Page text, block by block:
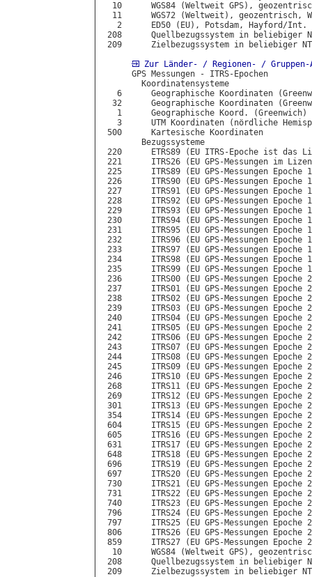
10      WGS84 (Weltweit GPS),
11      WGS72 (Weltweit), geozentrisch,
   2      ED50 (EU), Potsdam, Hayford/Int.
208      Quellbezugssystem in beliebiger
209      Zielbezugssystem in beliebiger
Zur Länder- / Regionen- / Gruppen-
      GPS Messungen - ITRS-Epochen
        Koordinatensysteme
6      Geographische Koordinaten
32      Geographische Koordinaten
1      Geographische Koord. (Greenwich)
3      UTM Koordinaten (nördliche
500      Kartesische Koordinaten
        Bezugssysteme
220      ETRS89 (EU ITRS-Epoche ist das
221      ITRS26 (EU GPS-Messungen im
225      ITRS89 (EU GPS-Messungen Epoche
226      ITRS90 (EU GPS-Messungen Epoche
227      ITRS91 (EU GPS-Messungen Epoche
228      ITRS92 (EU GPS-Messungen Epoche
229      ITRS93 (EU GPS-Messungen Epoche
230      ITRS94 (EU GPS-Messungen Epoche
231      ITRS95 (EU GPS-Messungen Epoche
232      ITRS96 (EU GPS-Messungen Epoche
233      ITRS97 (EU GPS-Messungen Epoche
234      ITRS98 (EU GPS-Messungen Epoche
235      ITRS99 (EU GPS-Messungen Epoche
236      ITRS00 (EU GPS-Messungen Epoche
237      ITRS01 (EU GPS-Messungen Epoche
238      ITRS02 (EU GPS-Messungen Epoche
239      ITRS03 (EU GPS-Messungen Epoche
240      ITRS04 (EU GPS-Messungen Epoche
241      ITRS05 (EU GPS-Messungen Epoche
242      ITRS06 (EU GPS-Messungen Epoche
243      ITRS07 (EU GPS-Messungen Epoche
244      ITRS08 (EU GPS-Messungen Epoche
245      ITRS09 (EU GPS-Messungen Epoche
246      ITRS10 (EU GPS-Messungen Epoche
268      ITRS11 (EU GPS-Messungen Epoche
269      ITRS12 (EU GPS-Messungen Epoche
301      ITRS13 (EU GPS-Messungen Epoche
354      ITRS14 (EU GPS-Messungen Epoche
604      ITRS15 (EU GPS-Messungen Epoche
605      ITRS16 (EU GPS-Messungen Epoche
631      ITRS17 (EU GPS-Messungen Epoche
648      ITRS18 (EU GPS-Messungen Epoche
696      ITRS19 (EU GPS-Messungen Epoche
697      ITRS20 (EU GPS-Messungen Epoche
730      ITRS21 (EU GPS-Messungen Epoche
731      ITRS22 (EU GPS-Messungen Epoche
740      ITRS23 (EU GPS-Messungen Epoche
796      ITRS24 (EU GPS-Messungen Epoche
797      ITRS25 (EU GPS-Messungen Epoche
806      ITRS26 (EU GPS-Messungen Epoche
859      ITRS27 (EU GPS-Messungen Epoche
10      WGS84 (Weltweit GPS),
208      Quellbezugssystem in beliebiger
209      Zielbezugssystem in beliebiger